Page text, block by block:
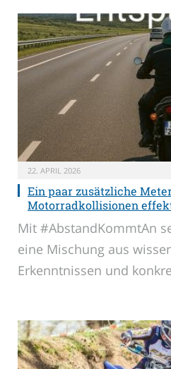
22. APRIL 2026
Ein paar zusätzliche
Motorradkollisionen
Mit #AbstandKommtAn
eine Mischung aus
Erkenntnissen und